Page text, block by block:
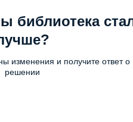
библиотека
изменения и получите ответ о
решении